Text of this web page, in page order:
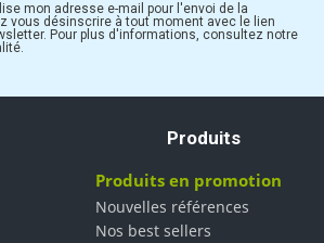
mon adresse e-mail pour l'envoi de la
vous désinscrire à tout moment avec le lien
Pour plus d'informations, consultez notre
Produits
Produits en promotion
Nouvelles références
Nos best sellers